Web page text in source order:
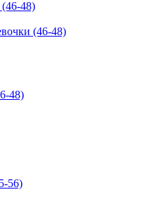
(46-48)
48)
56)